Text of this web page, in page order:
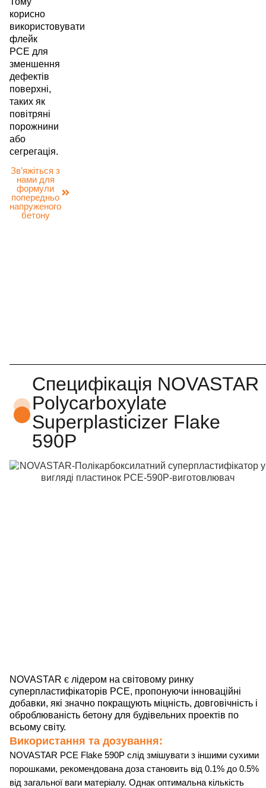
корисно
використовувати
флейк
PCE для
зменшення
дефектів
поверхні,
таких як
повітряні
порожнини
або
сегрегація.
Зв’яжіться з
нами для
формули
попередньо
напруженого
бетону
Специфікація NOVASTAR
Polycarboxylate
Superplasticizer Flake
590P
NOVASTAR є лідером на світовому ринку
суперпластифікаторів PCE, пропонуючи інноваційні
добавки, які значно покращують міцність, довговічність і
оброблюваність бетону для будівельних проектів по
всьому світу.
Використання та дозування:
NOVASTAR PCE Flake 590P слід змішувати з іншими сухими
порошками, рекомендована доза становить від 0.1% до 0.5%
від загальної ваги матеріалу. Однак оптимальна кількість